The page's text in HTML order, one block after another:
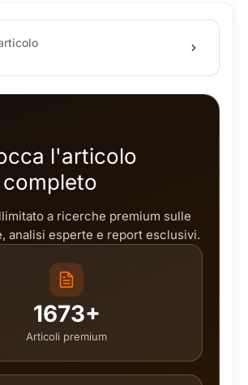
l'articolo
completo
a ricerche premium sulle
analisi esperte e report esclusivi.
1673+
Articoli premium